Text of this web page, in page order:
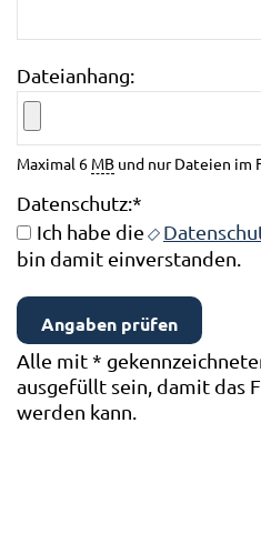
Dateianhang:
Maximal 6 MB und nur Dateien im
Datenschutz:*
Ich habe die
bin damit einverstanden.
Alle mit*
ausgefüllt sein, damit das
werden kann.